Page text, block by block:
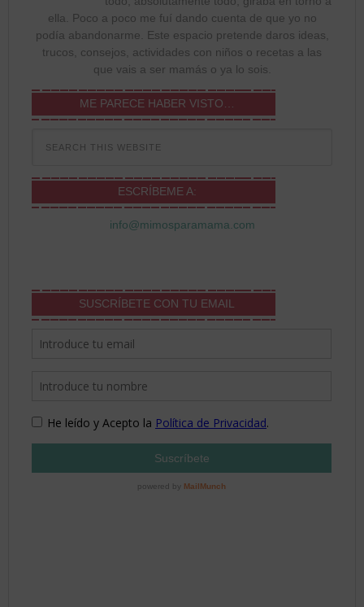
ella. Poco a poco me fuí dando cuenta de que yo no
podía abandonarme. Este espacio pretende daros ideas,
trucos, consejos, actividades con niños o recetas a las
que vais a ser mamás o ya lo sois.
ME PARECE HABER VISTO…
ESCRÍBEME A:
info@mimosparamama.com
SUSCRÍBETE CON TU EMAIL